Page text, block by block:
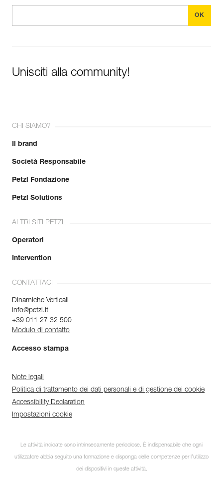
Unisciti alla community!
CHI SIAMO?
Il brand
Società Responsabile
Petzl Fondazione
Petzl Solutions
ALTRI SITI PETZL
Operatori
Intervention
CONTATTACI
Dinamiche Verticali
info@petzl.it
+39 011 27 32 500
Modulo di contatto
Accesso stampa
Note legali
Politica di trattamento dei dati personali e di gestione dei cookie
Accessibility Declaration
Impostazioni cookie
Le attività indicate sono intrinsecamente pericolose. È indispensabile che ogni
utilizzatore abbia seguito una formazione e disponga delle competenze per l’utilizzo
dei dispositivi in queste attività.